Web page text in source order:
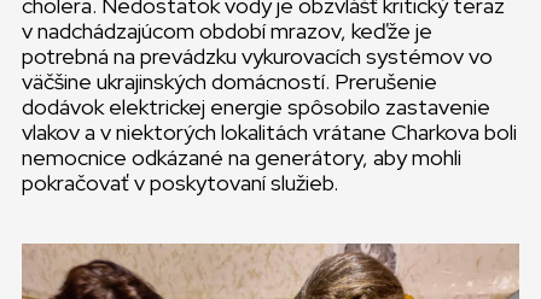
v nadchádzajúcom období mrazov, keďže je
potrebná na prevádzku vykurovacích systémov vo
väčšine ukrajinských domácností. Prerušenie
dodávok elektrickej energie spôsobilo zastavenie
vlakov a v niektorých lokalitách vrátane Charkova boli
nemocnice odkázané na generátory, aby mohli
pokračovať v poskytovaní služieb.